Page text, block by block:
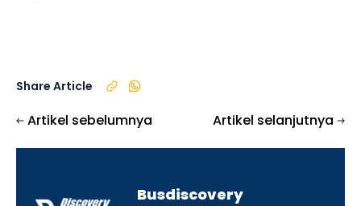
Share Article
Artikel sebelumnya Artikel selanjutnya
Busdiscovery